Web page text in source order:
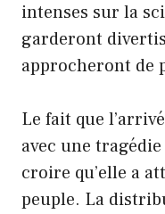
intenses sur la
garderont
approcheront de
Le fait que
avec une
croire qu’elle a
peuple. La